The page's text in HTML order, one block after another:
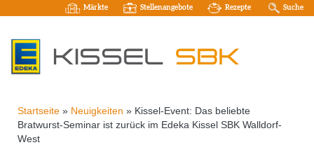
Märkte Stellenangebote Rezepte Suche
Startseite » Neuigkeiten » Kissel-Event: Das beliebte
Bratwurst-Seminar ist zurück im Edeka Kissel SBK Walldorf-
West